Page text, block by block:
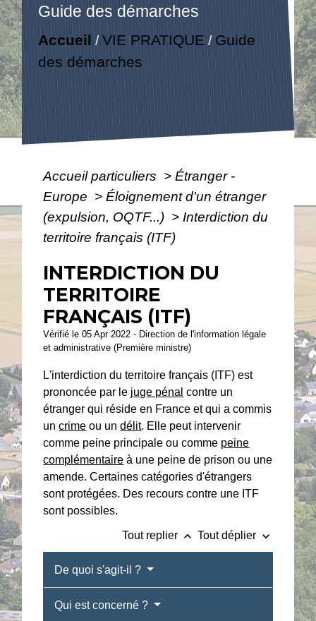
Guide des démarches
Accueil /VIE PRATIQUE / Guide
des démarches
Accueil particuliers > Étranger -
Europe > Éloignement d'un étranger
(expulsion, OQTF...) > Interdiction du
territoire français (ITF)
INTERDICTION DU
TERRITOIRE
FRANÇAIS (ITF)
Vérifié le 05 Apr 2022 - Direction de l'information légale
et administrative (Première ministre)
L'interdiction du territoire français (ITF) est
prononcée par le juge pénal contre un
étranger qui réside en France et qui a commis
uncrime ou undélit. Elle peut intervenir
comme peine principale ou comme peine
complémentaire à une peine de prison ou une
amende. Certaines catégories d'étrangers
sont protégées. Des recours contre une ITF
sont possibles.
Tout replier keyboard_arrow_up Tout déplier keyboard_arrow_down
De quoi s'agit-il ?
Qui est concerné ?